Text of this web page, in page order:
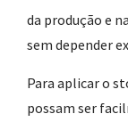
da produção e
sem depender
Para aplicar o
possam ser